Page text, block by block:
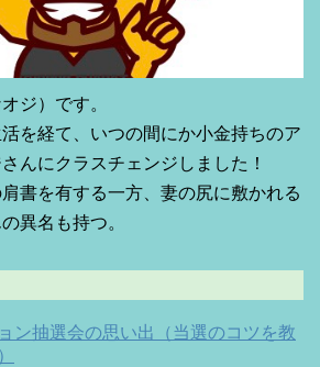
ジ）です。
を経て、いつの間にか小金持ちのア
んにクラスチェンジしました！
書を有する一方、妻の尻に敷かれる
異名も持つ。
ン抽選会の思い出（当選のコツを教